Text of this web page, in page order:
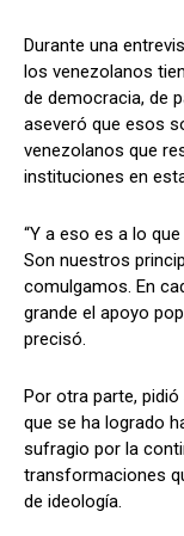
Durante una
los venezolanos
de democracia, de
aseveró que esos
venezolanos que
instituciones en
“Y a eso es a lo
Son nuestros
comulgamos. En
grande el apoyo
precisó.
Por otra parte,
que se ha logrado
sufragio por la
transformaciones
de ideología.